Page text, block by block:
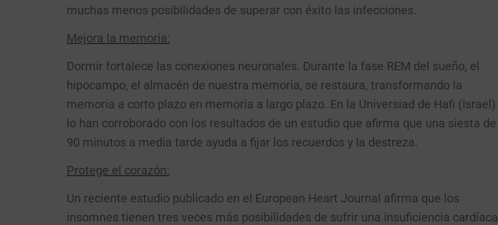
muchas menos posibilidades de superar con éxito las infecciones.
Mejora la memoria:
Dormir fortalece las conexiones neuronales. Durante la fase REM del sueño, el
hipocampo, el almacén de nuestra memoria, se restaura, transformando la
memoria a corto plazo en memoria a largo plazo. En la Universiad de Hafi (Israel)
lo han corroborado con los resultados de un estudio que afirma que una siesta de
90 minutos a media tarde ayuda a fijar los recuerdos y la destreza.
Protege el corazón:
Un reciente estudio publicado en el European Heart Journal afirma que los
insomnes tienen tres veces más posibilidades de sufrir una insuficiencia cardíaca